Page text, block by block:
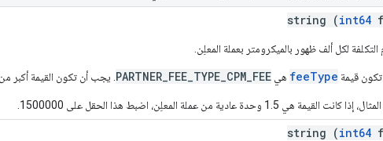
string (int64
لكل ألف ظهور بالميكرومتر بعملة المعلِن.
قيمة feeType هي PARTNER_FEE_TYPE_CPM_FEE . يجب أن تكون القيمة أكبر من 0 أو مساوية له.
هي 1.5 وحدة عادية من عملة المعلِن، اضبط هذا الحقل على 1500000.
string (int64